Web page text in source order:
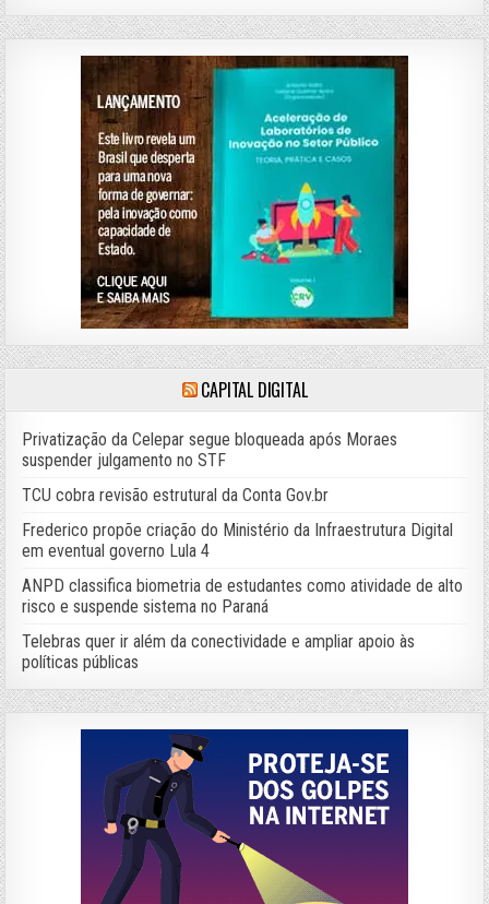
CAPITAL DIGITAL
Privatização da Celepar segue bloqueada após Moraes
suspender julgamento no STF
TCU cobra revisão estrutural da Conta Gov.br
Frederico propõe criação do Ministério da Infraestrutura Digital
em eventual governo Lula 4
ANPD classifica biometria de estudantes como atividade de alto
risco e suspende sistema no Paraná
Telebras quer ir além da conectividade e ampliar apoio às
políticas públicas